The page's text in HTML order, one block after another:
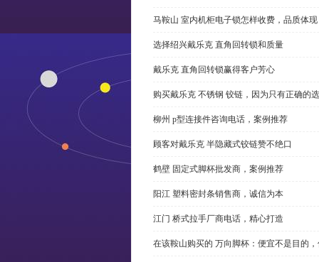
马鞍山 室内机柜电子锁怎样收费，品质体现
选择绍兴戴乐克 直角回转锁和质量
戴乐克 直角回转锁赢得客户芳心
购买戴乐克 不锈钢 铰链，因为只有正确的
柳州 p型连接件咨询电话，案例推荐
顾客对戴乐克 半隐藏式铰链赞不绝口
鹤壁 固定式脚杯批发商，案例推荐
阳江 塑料密封条销售商，诚信为本
江门 桥式拉手厂商电话，精心打造
在该鞍山购买的 万向脚杯：便宜不是目的